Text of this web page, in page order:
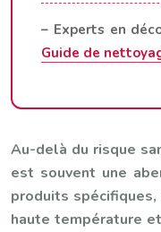
– Experts en
Guide de
Au-delà du risque
est souvent une
produits
haute température